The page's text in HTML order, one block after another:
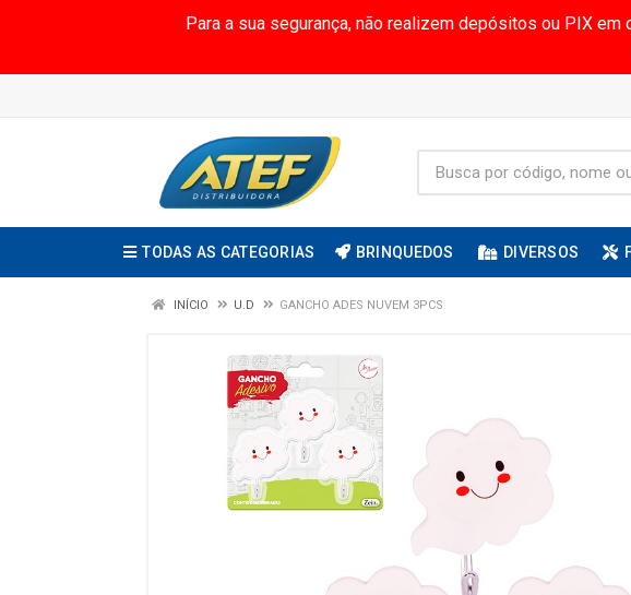
Para a sua segurança, não realizem depósitos ou PIX
TODAS AS CATEGORIAS BRINQUEDOS DIVERSOS
INÍCIO U.D GANCHO ADES NUVEM 3PCS